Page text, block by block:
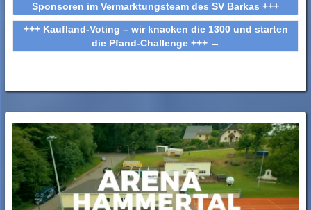
Sponsoren im Vermarktungsteam des SV Barkas +++
+++ Kaufland-Voting – wir knacken die 1300 und starten
die Pfand-Challenge +++ →